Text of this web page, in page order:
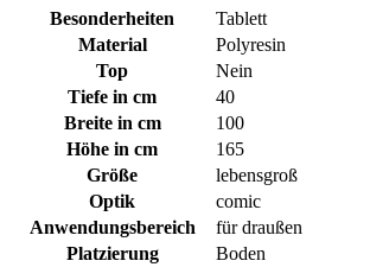
Besonderheiten
Tablett
Material
Polyresin
Top
Nein
Tiefe in cm
40
Breite in cm
100
Höhe in cm
165
Größe
lebensgroß
Optik
comic
Anwendungsbereich
für draußen
Platzierung
Boden